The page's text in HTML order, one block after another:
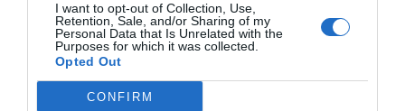
I want to opt-out of Collection, Use,
Retention, Sale, and/or Sharing of my
Personal Data that Is Unrelated with the
Purposes for which it was collected.
Opted Out
CONFIRM
Site web